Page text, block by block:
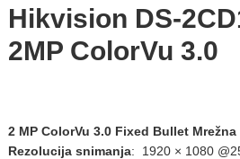
Hikvision DS-
2MP ColorVu 3.0
2 MP ColorVu 3.0 Fixed Bullet Mrežna
Rezolucija snimanja: 1920 × 1080